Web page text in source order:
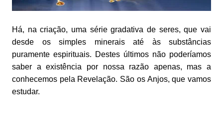
Há, na criação, uma série gradativa de seres, que vai
desde os simples minerais até às substâncias
puramente espirituais. Destes últimos não poderíamos
saber a existência por nossa razão apenas, mas a
conhecemos pela Revelação. São os Anjos, que vamos
estudar.